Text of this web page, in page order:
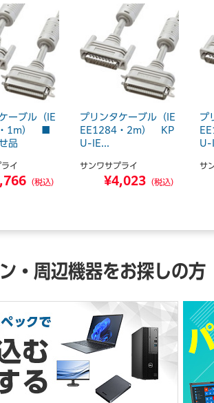
ーブル（IE
1m） ■
品
イ
（税込）
プリンタケーブル（IE
EE1284・2m） KP
U-IE...
サンワサプライ
¥4,023 （税込）
プ
U-
サ
・周辺機器をお探しの方